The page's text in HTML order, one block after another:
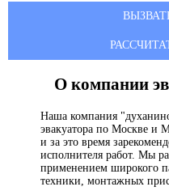
О компании
Наша компания
эвакуатора по Москве и
и за это время
исполнителя работ. Мы
применением широкого
техники, монтажных